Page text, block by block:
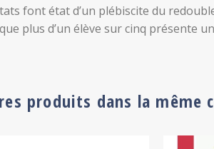
font état d’un plébiscite du
plus d’un élève sur cinq présente
produits dans la même